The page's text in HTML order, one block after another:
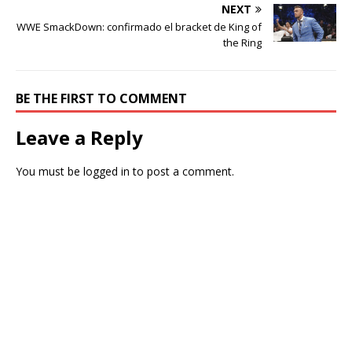
NEXT
WWE SmackDown: confirmado el bracket de King of
the Ring
BE THE FIRST TO COMMENT
Leave a Reply
You must be logged in to post a comment.